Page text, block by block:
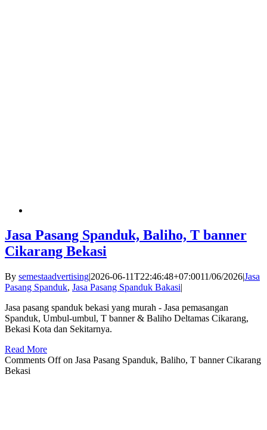
Jasa Pasang Spanduk, Baliho, T banner
Cikarang Bekasi
By semestaadvertising|2026-06-11T22:46:48+07:0011/06/2026|Jasa
Pasang Spanduk, Jasa Pasang Spanduk Bakasi|
Jasa pasang spanduk bekasi yang murah - Jasa pemasangan
Spanduk, Umbul-umbul, T banner & Baliho Deltamas Cikarang,
Bekasi Kota dan Sekitarnya.
Read More
Comments Offon Jasa Pasang Spanduk, Baliho, T banner Cikarang
Bekasi